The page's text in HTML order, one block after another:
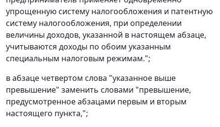
упрощенную систему налогообложения и патентную
систему налогообложения, при определении
величины доходов, указанной в настоящем абзаце,
учитываются доходы по обоим указанным
специальным налоговым режимам.";
в абзаце четвертом слова "указанное выше
превышение" заменить словами "превышение,
предусмотренное абзацами первым и вторым
настоящего пункта,";